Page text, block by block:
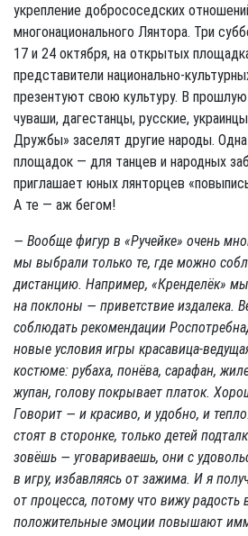
укрепление добрососедских
многонационального Лянтора. Три
17 и 24 октября, на открытых
представители национально-
презентуют свою культуру. В прошлую
чуваши, дагестанцы, русские,
Дружбы» заселят другие народы.
площадок — для танцев и народных
приглашает юных лянторцев
А те — аж бегом!
— Вообще фигур в «Ручейке» очень
мы выбрали только те, где можно
дистанцию. Например, «Кренделёк»
на поклоны — приветствие издалека.
соблюдать рекомендации
новые условия игры красавица-
костюме: рубаха, понёва, сарафан,
жупан, голову покрывает платок.
Говорит — и красиво, и удобно, и тепло.
стоят в сторонке, только детей
зовёшь — уговариваешь, они с
в игру, избавляясь от зажима. И я
от процесса, потому что вижу радость
положительные эмоции повышают